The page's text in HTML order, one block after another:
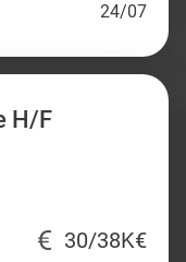
24/07
H/F
30/38K€